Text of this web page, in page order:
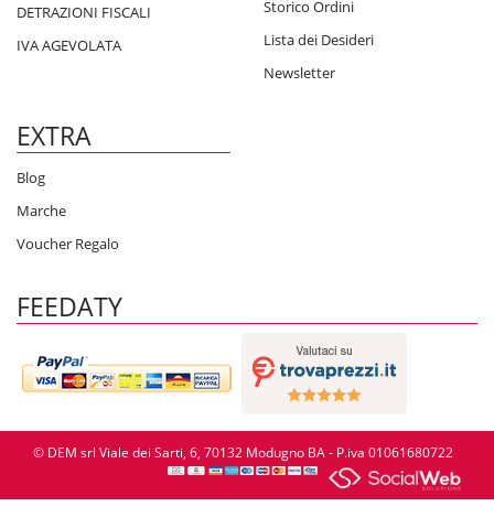
DETRAZIONI FISCALI
IVA AGEVOLATA
Storico Ordini
Lista dei Desideri
Newsletter
EXTRA
Blog
Marche
Voucher Regalo
FEEDATY
© DEM srl Viale dei Sarti, 6, 70132 Modugno BA - P.iva 01061680722